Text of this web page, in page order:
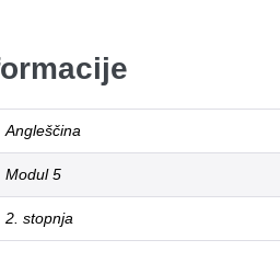
Angleščina
Modul 5
2. stopnja